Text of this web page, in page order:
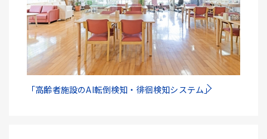
「高齢者施設のAI転倒検知・徘徊検知システム」